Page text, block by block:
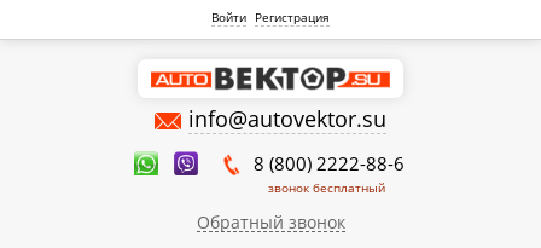
Войти Регистрация
info@autovektor.su
8 (800) 2222-88-6
звонок бесплатный
Обратный звонок